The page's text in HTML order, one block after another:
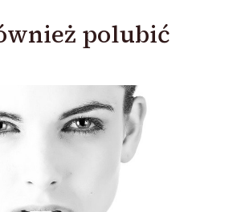
polubić